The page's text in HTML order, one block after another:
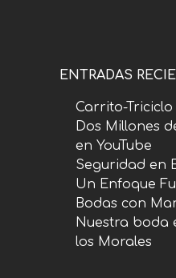
ENTRADAS
Carrito-
Dos Millones
en YouTube
Seguridad en
Un Enfoque
Bodas con
Nuestra boda
los Morales